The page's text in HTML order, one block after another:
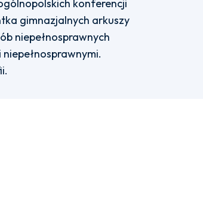
konferencji
gimnazjalnych arkuszy
niepełnosprawnych